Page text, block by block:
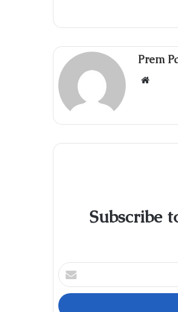
Prem
Website
Subscribe
Enter
your
Email
address